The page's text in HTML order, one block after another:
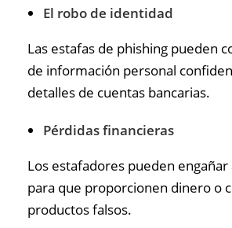
El robo de identidad
Las estafas de phishing pueden
de información personal
detalles de cuentas bancarias.
Pérdidas financieras
Los estafadores pueden engañar
para que proporcionen dinero o
productos falsos.